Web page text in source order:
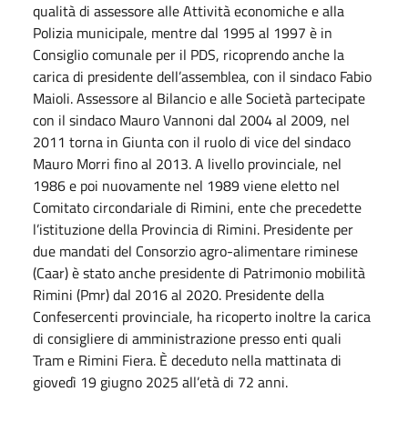
qualità di assessore alle Attività economiche e alla
Polizia municipale, mentre dal 1995 al 1997 è in
Consiglio comunale per il PDS, ricoprendo anche la
carica di presidente dell’assemblea, con il sindaco Fabio
Maioli. Assessore al Bilancio e alle Società partecipate
con il sindaco Mauro Vannoni dal 2004 al 2009, nel
2011 torna in Giunta con il ruolo di vice del sindaco
Mauro Morri fino al 2013. A livello provinciale, nel
1986 e poi nuovamente nel 1989 viene eletto nel
Comitato circondariale di Rimini, ente che precedette
l’istituzione della Provincia di Rimini. Presidente per
due mandati del Consorzio agro-alimentare riminese
(Caar) è stato anche presidente di Patrimonio mobilità
Rimini (Pmr) dal 2016 al 2020. Presidente della
Confesercenti provinciale, ha ricoperto inoltre la carica
di consigliere di amministrazione presso enti quali
Tram e Rimini Fiera. È deceduto nella mattinata di
giovedì 19 giugno 2025 all’età di 72 anni.